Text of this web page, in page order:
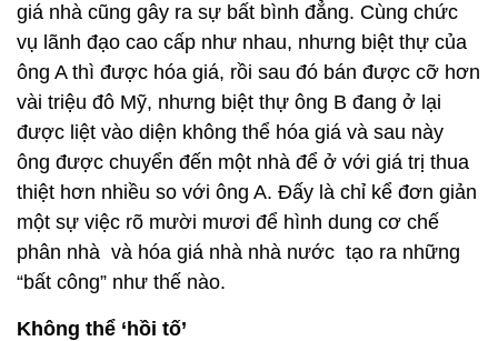
giá nhà cũng gây ra sự bất bình đẳng. Cùng chức
vụ lãnh đạo cao cấp như nhau, nhưng biệt thự của
ông A thì được hóa giá, rồi sau đó bán được cỡ hơn
vài triệu đô Mỹ, nhưng biệt thự ông B đang ở lại
được liệt vào diện không thể hóa giá và sau này
ông được chuyển đến một nhà để ở với giá trị thua
thiệt hơn nhiều so với ông A. Đấy là chỉ kể đơn giản
một sự việc rõ mười mươi để hình dung cơ chế
phân nhà và hóa giá nhà nhà nước tạo ra những
“bất công” như thế nào.
Không thể ‘hồi tố’